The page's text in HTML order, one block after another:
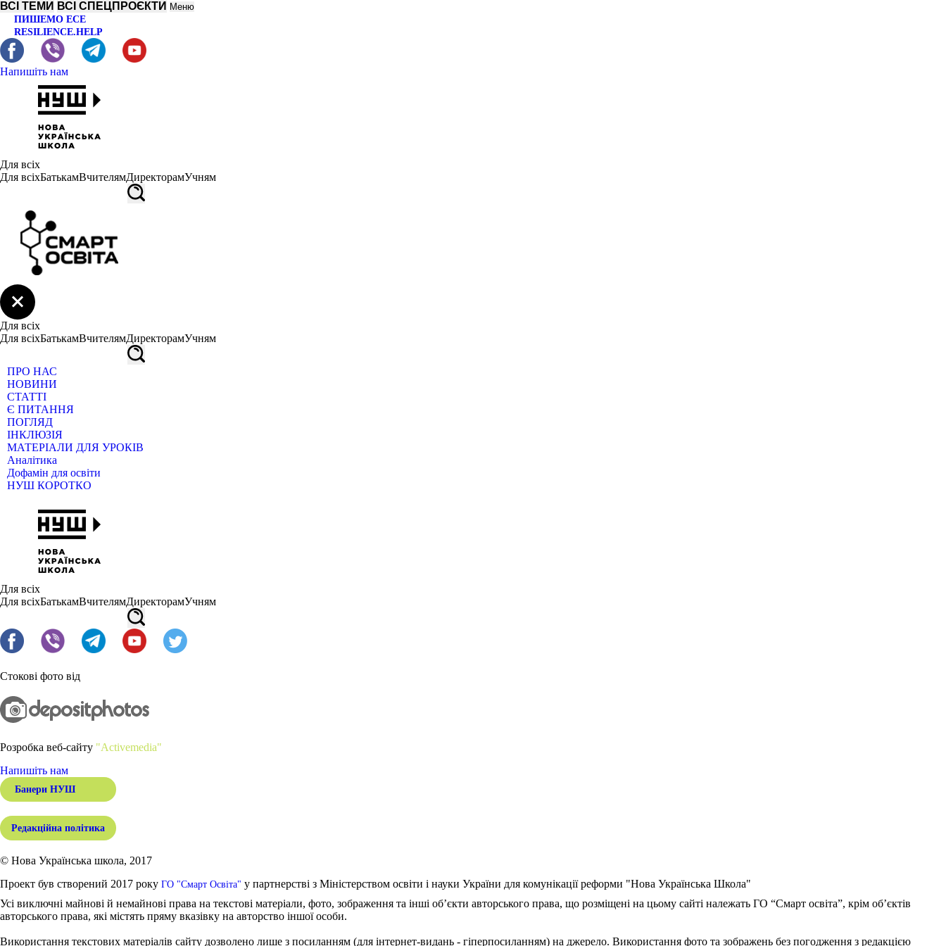
ВСІ ТЕМИ ВСІ СПЕЦПРОЄКТИ Меню
ПИШЕМО ЕСЕ
RESILIENCE.HELP
Напишіть нам
Для всіх
Для всіхБатькамВчителямДиректорамУчням
Для всіх
Для всіхБатькамВчителямДиректорамУчням
ПРО НАС
НОВИНИ
СТАТТІ
Є ПИТАННЯ
ПОГЛЯД
ІНКЛЮЗІЯ
МАТЕРІАЛИ ДЛЯ УРОКІВ
Аналітика
Дофамін для освіти
НУШ КОРОТКО
Для всіх
Для всіхБатькамВчителямДиректорамУчням
Стокові фото від
Розробка веб-сайту "Activemedia"
Напишіть нам
Банери НУШ
Редакційна політика
© Нова Українська школа, 2017
Проект був створений 2017 року ГО "Смарт Освіта" у партнерстві з Міністерством освіти і науки України для комунікації реформи "Нова Українська Школа"
Усі виключні майнові й немайнові права на текстові матеріали, фото, зображення та інші об’єкти авторського права, що розміщені на цьому сайті належать ГО “Смарт освіта”, крім об’єктів
авторського права, які містять пряму вказівку на авторство іншої особи.
Використання текстових матеріалів сайту дозволено лише з посиланням (для інтернет-видань - гіперпосиланням) на джерело. Використання фото та зображень без погодження з редакцією